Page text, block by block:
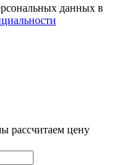
данных в
рассчитаем цену